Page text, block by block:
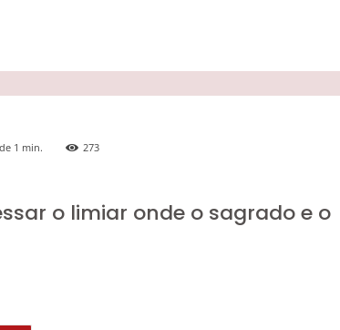
1 min. 273
o limiar onde o sagrado e o